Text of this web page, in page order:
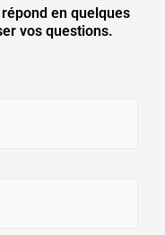
en quelques
vos questions.